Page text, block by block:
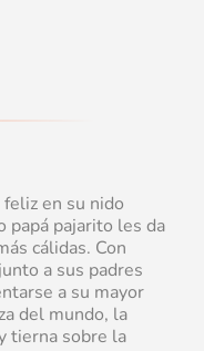
en su nido
papá pajarito les da
cálidas. Con
a sus padres
a su mayor
del mundo, la
tierna sobre la